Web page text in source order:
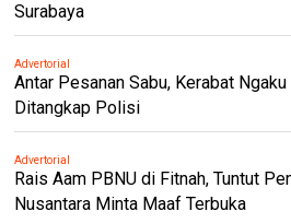
Surabaya
Advertorial
Antar Pesanan Sabu, Kerabat
Ditangkap Polisi
Advertorial
Rais Aam PBNU di Fitnah, Tuntut
Nusantara Minta Maaf Terbuka